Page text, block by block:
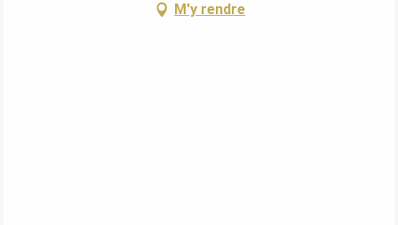
M'y rendre